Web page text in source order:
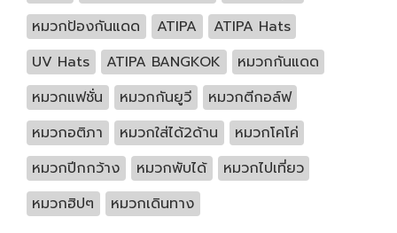
หมวกป้องกันแดด
ATIPA
ATIPA Hats
UV Hats
ATIPA BANGKOK
หมวกกันแดด
หมวกแฟชั่น
หมวกกันยูวี
หมวกตีกอล์ฟ
หมวกอติภา
หมวกใส่ได้2ด้าน
หมวกโคโค่
หมวกปีกกว้าง
หมวกพับได้
หมวกไปเที่ยว
หมวกฮิปๆ
หมวกเดินทาง